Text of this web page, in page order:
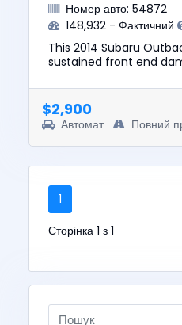
Номер авто: 54872
148,932 - Фактичний
This 2014 Subaru
sustained front end
of this vehicle was $10...
$2,900
Автомат Повний
1
Сторінка 1 з 1